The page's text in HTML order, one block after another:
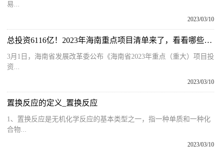
易...
2023/03/10
总投资6116亿！2023年海南重点项目清单来了，看看哪些与你有关！
3月1日，海南省发展改革委公布《海南省2023年重点（重大）项目投
资...
2023/03/10
置换反应的定义_置换反应
1、置换反应是无机化学反应的基本类型之一，指一种单质和一种化
合物...
2023/03/10